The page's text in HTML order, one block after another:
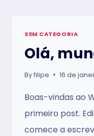
SEM CATEGORIA
Olá,
Byfilipe 16 de
Boas-vindas ao
primeiro post.
comece a